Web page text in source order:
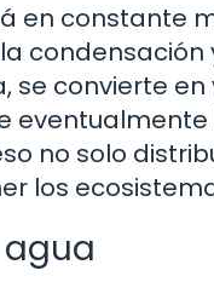
en constante
convierte
no solo
los